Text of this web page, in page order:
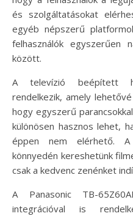
és szolgáltatásokat
egyéb népszerű
felhasználók egyszerűen
között.
A televízió beépített
rendelkezik, amely
hogy egyszerű
különösen hasznos lehet,
éppen nem elérhető. A
könnyedén kereshetünk
csak a kedvenc zenénket
A Panasonic TB-
integrációval is